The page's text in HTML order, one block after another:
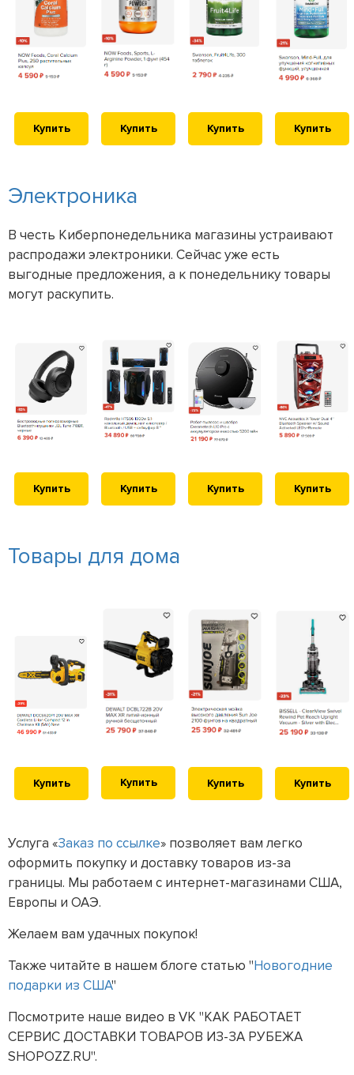
Купить Купить Купить Купить
Электроника
В честь Киберпонедельника магазины устраивают
распродажи электроники. Сейчас уже есть
выгодные предложения, а к понедельнику товары
могут раскупить.
Купить Купить Купить Купить
Товары для дома
Купить Купить Купить Купить
Услуга «Заказ по ссылке» позволяет вам легко
оформить покупку и доставку товаров из-за
границы. Мы работаем с интернет-магазинами США,
Европы и ОАЭ.
Желаем вам удачных покупок!
Также читайте в нашем блоге статью "Новогодние
подарки из США"
Посмотрите наше видео в VK "КАК РАБОТАЕТ
СЕРВИС ДОСТАВКИ ТОВАРОВ ИЗ-ЗА РУБЕЖА
SHOPOZZ.RU".